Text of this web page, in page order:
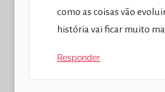
como as coisas vão
história vai ficar muito
Responder